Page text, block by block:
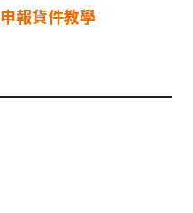
申報貨件教學